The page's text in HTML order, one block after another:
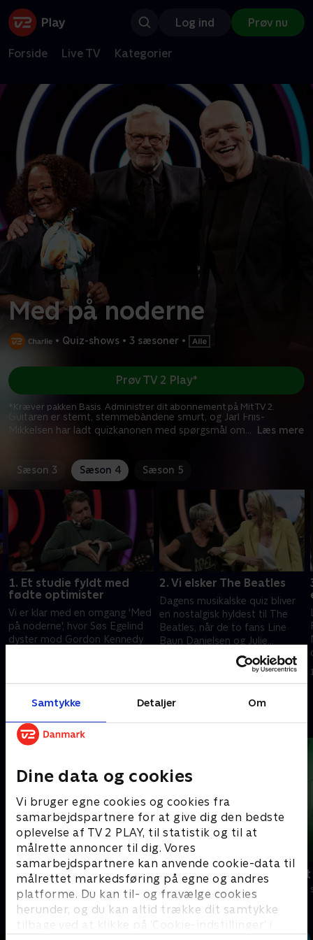
Samtykke Detaljer Om
Dine data og cookies
Vi bruger egne cookies og cookies fra
samarbejdspartnere for at give dig den bedste
oplevelse af TV 2 PLAY, til statistik og til at
målrette annoncer til dig. Vores
samarbejdspartnere kan anvende cookie-data til
målrettet markedsføring på egne og andres
platforme. Du kan til- og fravælge cookies
herunder, og du kan altid trække dit samtykke
tilbage ved at klikke på ’Cookie-indstillinger’ i
Log ind Prøv nu
Forside Live TV Kategorier
Med på noderne
• Quiz-shows • 3 sæsoner •
Guitaren er stemt, stemmebåndene smurt, og Jarl Friis-
Mikkelsen har ladt quizkanonen med spørgsmål om... Læs mere
Prøv TV 2 Play*
*Kræver pakken Basis. Administrer dit abonnement på Mit TV 2.
Sæson 3 Sæson 4 Sæson 5
1. Et studie fyldt med
fødte optimister
Vi er klar med en omgang 'Med
på noderne', hvor Søs Egelind
dyster mod Gordon Kennedy
2. Vi elsker The Beatles
Dagens musikalske quiz bliver
en nostalgisk hyldest til The
Beatles, når de to fans Line
Baun Danielsen og Julie
Berthelsen tager turen ned af
8. september 2019 • 45 min
Andre så også
Hvem vil være millionær? Classic
Quiz-shows • 12 sæsoner
Ordet er mit
Quiz-shows • 5